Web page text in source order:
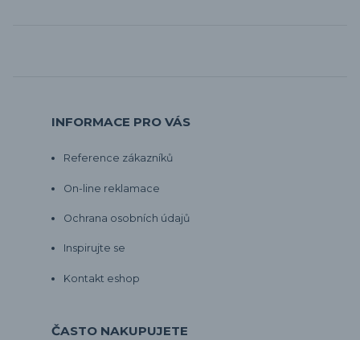
INFORMACE PRO VÁS
Reference zákazníků
On-line reklamace
Ochrana osobních údajů
Inspirujte se
Kontakt eshop
ČASTO NAKUPUJETE